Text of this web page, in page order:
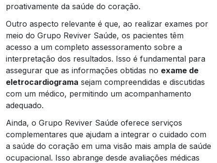
proativamente da saúde do coração.
Outro aspecto relevante é que, ao realizar exames por
meio do Grupo Reviver Saúde, os pacientes têm
acesso a um completo assessoramento sobre a
interpretação dos resultados. Isso é fundamental para
assegurar que as informações obtidas no exame de
eletrocardiograma sejam compreendidas e discutidas
com um médico, permitindo um acompanhamento
adequado.
Ainda, o Grupo Reviver Saúde oferece serviços
complementares que ajudam a integrar o cuidado com
a saúde do coração em uma visão mais ampla de saúde
ocupacional. Isso abrange desde avaliações médicas